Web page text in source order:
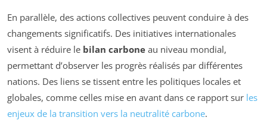
En parallèle, des actions collectives peuvent conduire à des
changements significatifs. Des initiatives internationales
visent à réduire le bilan carbone au niveau mondial,
permettant d’observer les progrès réalisés par différentes
nations. Des liens se tissent entre les politiques locales et
globales, comme celles mise en avant dans ce rapport sur les
enjeux de la transition vers la neutralité carbone.